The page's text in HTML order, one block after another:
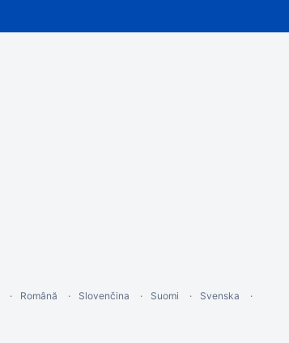
Română Slovenčina Suomi
Svenska